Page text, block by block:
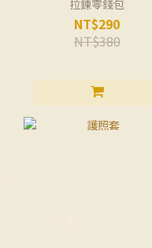
拉鍊零錢包
NT$290
NT$380